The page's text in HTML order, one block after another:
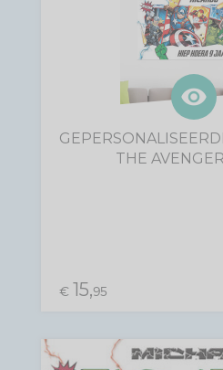
visibility
THE
€ 15,95